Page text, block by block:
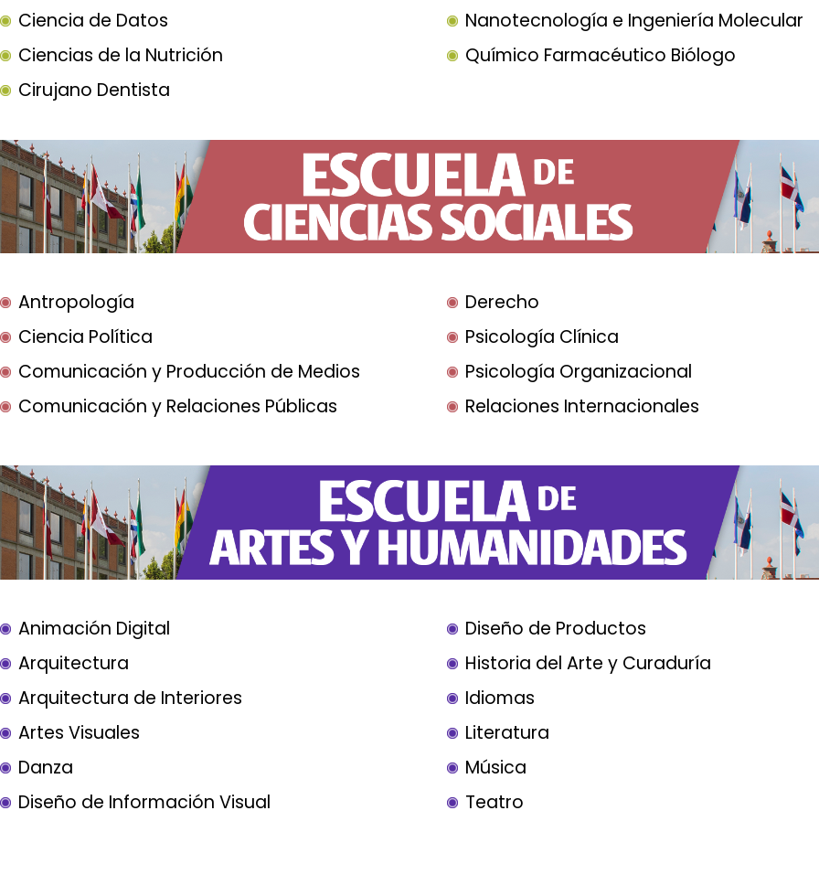
Ciencia de Datos
Ciencias de la Nutrición
Cirujano Dentista
Nanotecnología e Ingeniería Molecular
Químico Farmacéutico Biólogo
Antropología
Ciencia Política
Comunicación y Producción de Medios
Comunicación y Relaciones Públicas
Derecho
Psicología Clínica
Psicología Organizacional
Relaciones Internacionales
Animación Digital
Arquitectura
Arquitectura de Interiores
Artes Visuales
Danza
Diseño de Información Visual
Diseño de Productos
Historia del Arte y Curaduría
Idiomas
Literatura
Música
Teatro